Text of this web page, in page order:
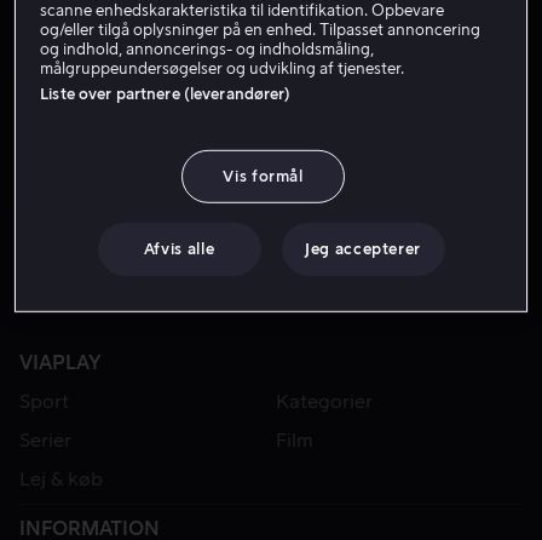
VIAPLAY
Sport
Kategorier
Serier
Film
Lej & køb
INFORMATION
scanne enhedskarakteristika til identifikation. Opbevare
og/eller tilgå oplysninger på en enhed. Tilpasset annoncering
og indhold, annoncerings- og indholdsmåling,
målgruppeundersøgelser og udvikling af tjenester.
Liste over partnere (leverandører)
Vis formål
Afvis alle Jeg accepterer